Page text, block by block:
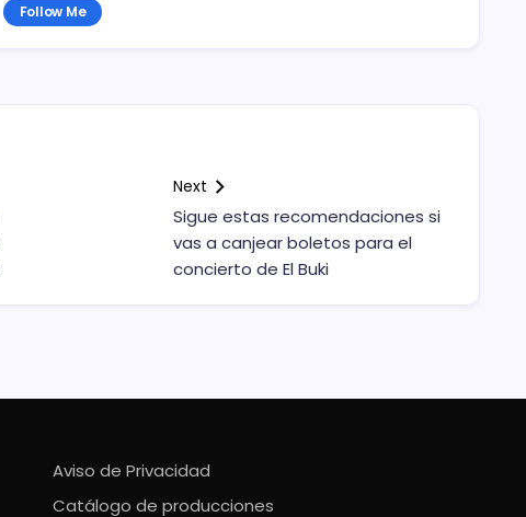
Follow Me
Next
Sigue estas recomendaciones si
vas a canjear boletos para el
concierto de El Buki
Aviso de Privacidad
Catálogo de producciones